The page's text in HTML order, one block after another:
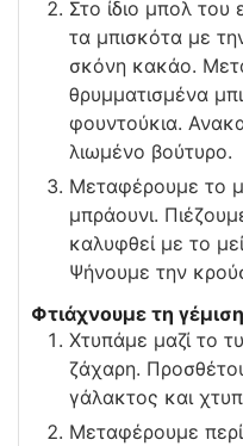
Στο ίδιο μπολ του
τα μπισκότα με
σκόνη κακάο.
θρυμματισμένα
φουντούκια.
λιωμένο βούτυρο.
Μεταφέρουμε το
μπράουνι.
καλυφθεί με το
Ψήνουμε την
Φτιάχνουμε τη γέμιση
Χτυπάμε μαζί το
ζάχαρη.
γάλακτος και
Μεταφέρουμε